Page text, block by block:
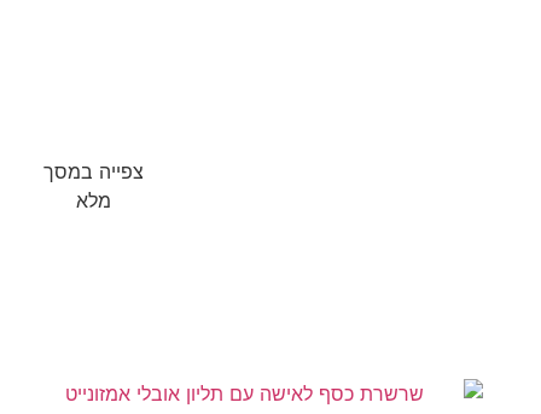
צפייה במסך